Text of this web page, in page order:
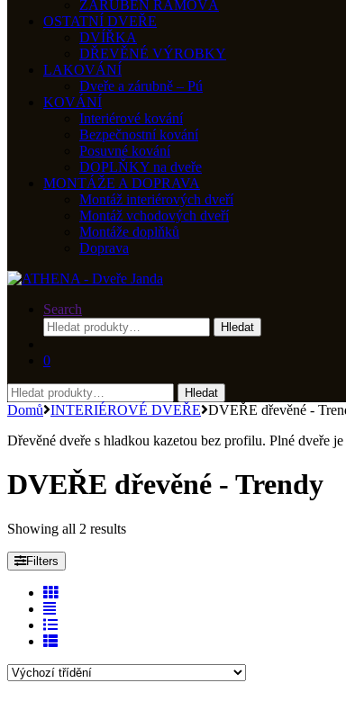
ZÁRUBEŇ RÁMOVÁ
OSTATNÍ DVEŘE
DVÍŘKA
DŘEVĚNÉ VÝROBKY
LAKOVÁNÍ
Dveře a zárubně – Pú
KOVÁNÍ
Interiérové kování
Bezpečnostní kování
Posuvné kování
DOPLŇKY na dveře
MONTÁŽE A DOPRAVA
Montáž interiérových dveří
Montáž vchodových dveří
Montáže doplňků
Doprava
Search
Hledat:
Hledat
0
Hledat:
Hledat
Domů INTERIÉROVÉ DVEŘE DVEŘE dřevěné -
Dřevěné dveře s hladkou kazetou bez profilu. Plné dveře
DVEŘE dřevěné - Trendy
Showing all 2 results
Filters